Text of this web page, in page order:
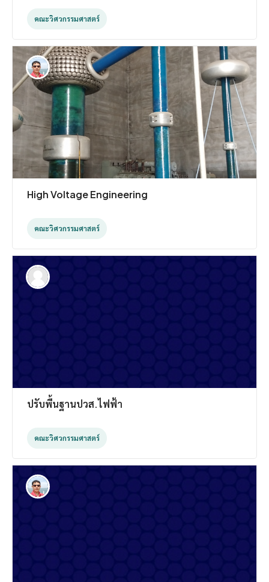
คณะวิศวกรรมศาสตร์
High Voltage Engineering
คณะวิศวกรรมศาสตร์
ปรับพื้นฐานปวส.ไฟฟ้า
คณะวิศวกรรมศาสตร์